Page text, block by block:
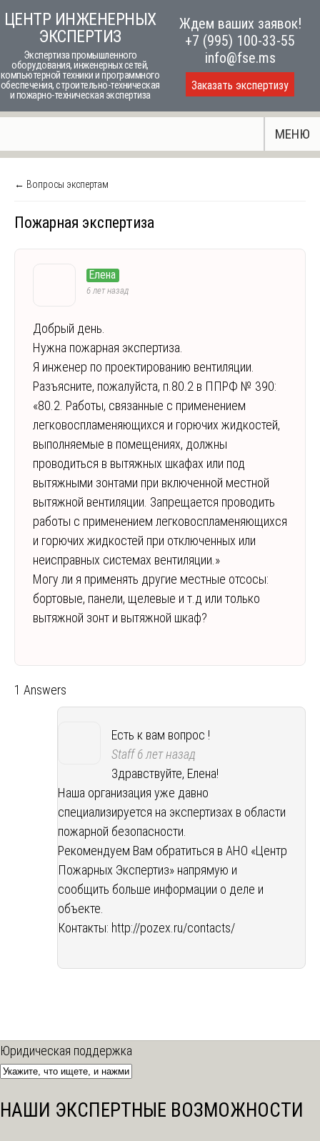
to
content
ЦЕНТР ИНЖЕНЕРНЫХ
ЭКСПЕРТИЗ
Экспертиза промышленного
оборудования, инженерных сетей,
компьютерной техники и программного
обеспечения, строительно-техническая
и пожарно-техническая экспертиза
Ждем ваших заявок!
+7 (995) 100-33-55
info@fse.ms
Заказать экспертизу
МЕНЮ
← Вопросы экспертам
Пожарная экспертиза
Елена
6 лет назад
Добрый день.
Нужна пожарная экспертиза.
Я инженер по проектированию вентиляции.
Разъясните, пожалуйста, п.80.2 в ППРФ № 390:
«80.2. Работы, связанные с применением
легковоспламеняющихся и горючих жидкостей,
выполняемые в помещениях, должны
проводиться в вытяжных шкафах или под
вытяжными зонтами при включенной местной
вытяжной вентиляции. Запрещается проводить
работы с применением легковоспламеняющихся
и горючих жидкостей при отключенных или
неисправных системах вентиляции.»
Могу ли я применять другие местные отсосы:
бортовые, панели, щелевые и т.д или только
вытяжной зонт и вытяжной шкаф?
1 Answers
Есть к вам вопрос !
Staff6 лет назад
Здравствуйте, Елена!
Наша организация уже давно
специализируется на экспертизах в области
пожарной безопасности.
Рекомендуем Вам обратиться в АНО «Центр
Пожарных Экспертиз» напрямую и
сообщить больше информации о деле и
объекте.
Контакты: http://pozex.ru/contacts/
Юридическая поддержка
НАШИ ЭКСПЕРТНЫЕ ВОЗМОЖНОСТИ